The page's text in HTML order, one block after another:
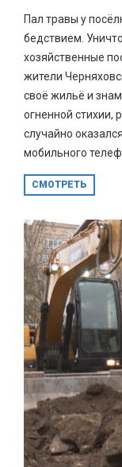
Пал травы у
бедствием.
хозяйственные
жители
своё жильё и
огненной стихии,
случайно
мобильного
СМОТРЕТЬ